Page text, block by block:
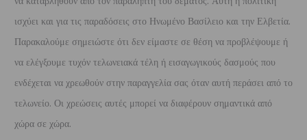
ισχύει και για τις παραδόσεις στο Ηνωμένο Βασίλειο και την Ελβετία.
Παρακαλούμε σημειώστε ότι δεν είμαστε σε θέση να προβλέψουμε ή
να ελέγξουμε τυχόν τελωνειακά τέλη ή εισαγωγικούς δασμούς που
ενδέχεται να χρεωθούν στην παραγγελία σας όταν αυτή περάσει από το
τελωνείο. Οι χρεώσεις αυτές μπορεί να διαφέρουν σημαντικά από
χώρα σε χώρα.